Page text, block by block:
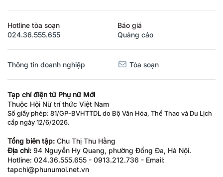
Hotline tòa soạn
024.36.555.655
Báo giá
Quảng cáo
Thông tin doanh nghiệp Tòa soạn
Tạp chí điện tử Phụ nữ Mới
Thuộc Hội Nữ trí thức Việt Nam
Số giấy phép: 81/GP-BVHTTDL do Bộ Văn Hóa, Thể Thao và Du Lịch
cấp ngày 12/6/2026.
Tổng biên tập: Chu Thị Thu Hằng
Địa chỉ: 94 Nguyễn Hy Quang, phường Đống Đa, Hà Nội.
Hotline: 024.36.555.655 - 0913.212.736 - Email:
tapchi@phunumoi.net.vn